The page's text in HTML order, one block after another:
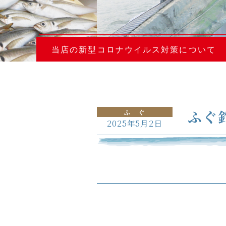
当店の新型コロナウイルス対策について
ふ ぐ
2025年5月2日 ふぐ